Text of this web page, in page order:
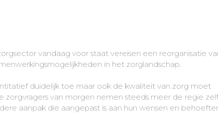
vandaag voor staat vereisen een reorganisatie
in het zorglandschap.
duidelijk toe maar ook de kwaliteit van zorg moet
zorgvragers van morgen nemen steeds meer de regie
aanpak die aangepast is aan hun wensen en